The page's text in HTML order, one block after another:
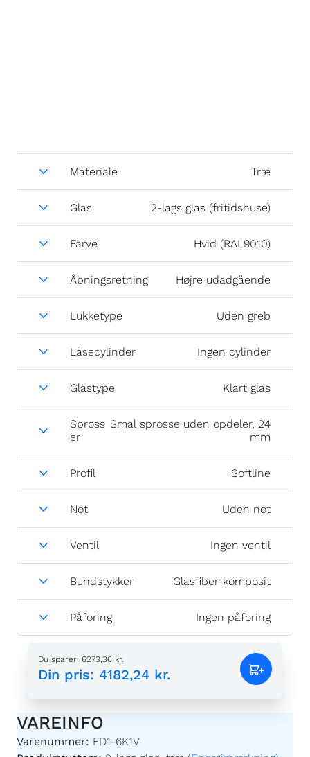
Materiale Træ
Glas 2-lags glas (fritidshuse)
Farve Hvid (RAL9010)
Åbningsretning Højre udadgående
Lukketype Uden greb
Låsecylinder Ingen cylinder
Glastype Klart glas
Spross
er
Smal sprosse uden opdeler, 24
mm
Profil Softline
Not Uden not
Ventil Ingen ventil
Bundstykker Glasfiber-komposit
Påforing Ingen påforing
Du sparer: 6273,36 kr.
Din pris: 4182,24 kr.
VAREINFO
Varenummer: FD1-6K1V